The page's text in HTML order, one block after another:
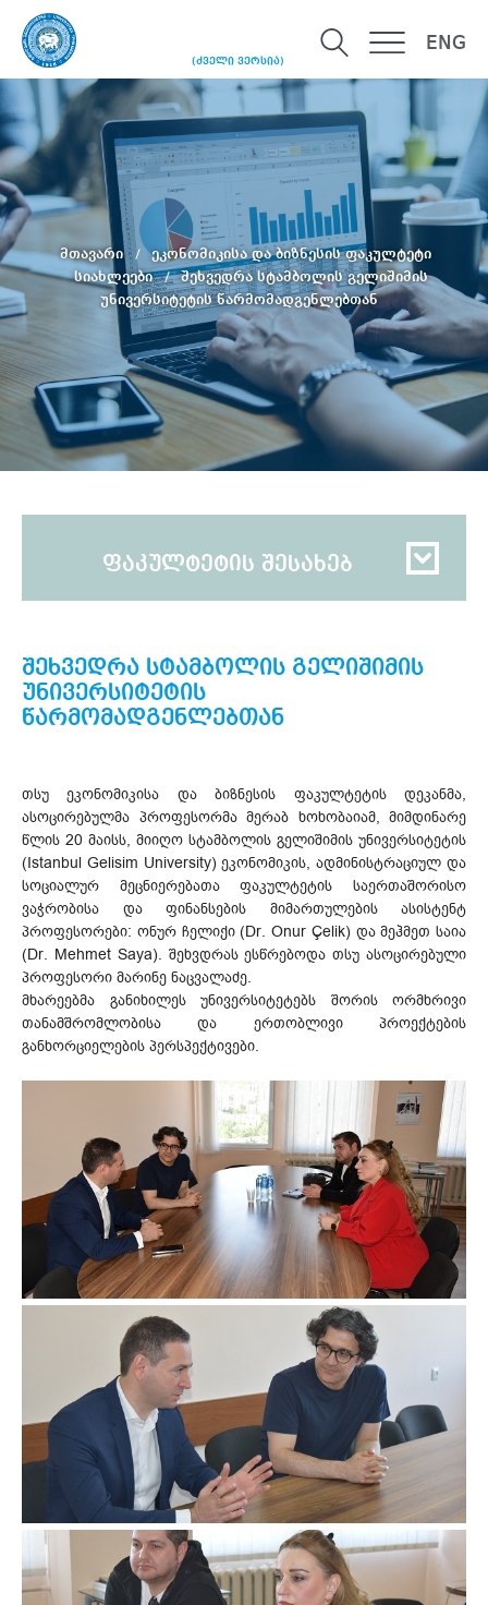
(ძველი ვერსია)
ENG
მთავარი
ეკონომიკისა და ბიზნესის ფაკულტეტი
სიახლეები
შეხვედრა სტამბოლის გელიშიმის
უნივერსიტეტის წარმომადგენლებთან
ფაკულტეტის შესახებ
შეხვედრა სტამბოლის გელიშიმის
უნივერსიტეტის
წარმომადგენლებთან
თსუ ეკონომიკისა და ბიზნესის ფაკულტეტის დეკანმა,
ასოცირებულმა პროფესორმა მერაბ ხოხობაიამ, მიმდინარე
წლის 20 მაისს, მიიღო სტამბოლის გელიშიმის უნივერსიტეტის
(Istanbul Gelisim University) ეკონომიკის, ადმინისტრაციულ და
სოციალურ მეცნიერებათა ფაკულტეტის საერთაშორისო
ვაჭრობისა და ფინანსების მიმართულების ასისტენტ
პროფესორები: ონურ ჩელიქი (Dr. Onur Çelik) და მეჰმეთ საია
(Dr. Mehmet Saya). შეხვდრას ესწრებოდა თსუ ასოცირებული
პროფესორი მარინე ნაცვალაძე.
მხარეებმა განიხილეს უნივერსიტეტებს შორის ორმხრივი
თანამშრომლობისა და ერთობლივი პროექტების
განხორციელების პერსპექტივები.